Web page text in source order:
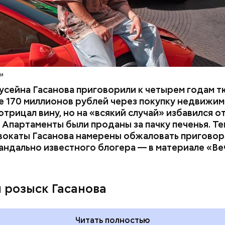
Гасанова приговорили к четырем годам
170 миллионов рублей через покупку
вину, но на «всякий случай» избавился
были проданы за пачку печенья.
Гасанова намерены обжаловать
известного блогера — в материале
Гасанова
Читать полностью
расследование. В квартире потерпевших
видеонаблюдения. На записи попал 25-
Артем Миссюра, который тайно приходил в
и подсыпал им в еду химикаты. Также
младшая сестра.